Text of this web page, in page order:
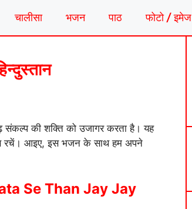
चालीसा भजन पाठ फोटो / इमेज
की शक्ति को उजागर करता है। यह
रचें। आइए, इस भजन के साथ हम अपने
Se Than Jay Jay